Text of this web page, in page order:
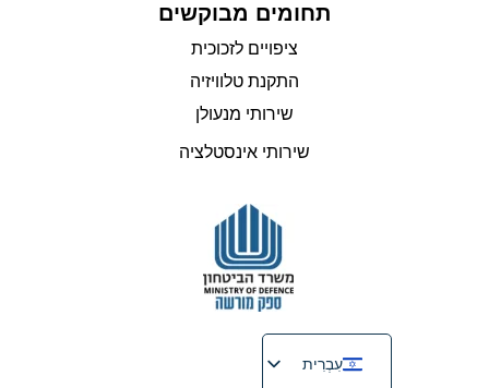
תחומים מבוקשים
ציפויים לזכוכית
התקנת טלוויזיה
שירותי מנעולן
שירותי אינסטלציה
עִבְרִית